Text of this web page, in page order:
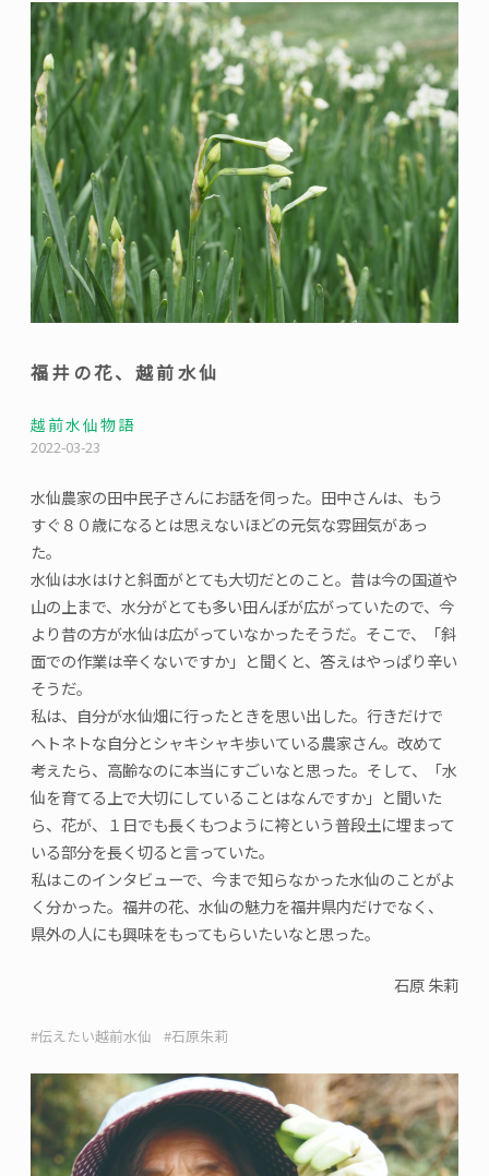
カ
ル
フ
ォ
ト
を
振
り
返
っ
て”
福井の花、越前水仙
越前水仙物語
2022-03-23
水仙農家の田中民子さんにお話を伺った。田中さんは、もう
すぐ８０歳になるとは思えないほどの元気な雰囲気があっ
た。
水仙は水はけと斜面がとても大切だとのこと。昔は今の国道や
山の上まで、水分がとても多い田んぼが広がっていたので、今
より昔の方が水仙は広がっていなかったそうだ。そこで、「斜
面での作業は辛くないですか」と聞くと、答えはやっぱり辛い
そうだ。
私は、自分が水仙畑に行ったときを思い出した。行きだけで
ヘトネトな自分とシャキシャキ歩いている農家さん。改めて
考えたら、高齢なのに本当にすごいなと思った。そして、「水
仙を育てる上で大切にしていることはなんですか」と聞いた
ら、花が、１日でも長くもつように袴という普段土に埋まって
いる部分を長く切ると言っていた。
私はこのインタビューで、今まで知らなかった水仙のことがよ
く分かった。福井の花、水仙の魅力を福井県内だけでなく、
県外の人にも興味をもってもらいたいなと思った。
石原 朱莉
伝えたい越前水仙 石原朱莉